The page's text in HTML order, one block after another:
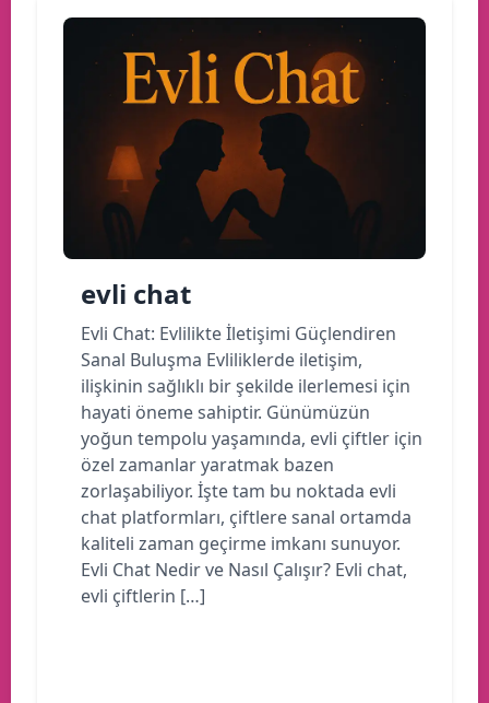
evli chat
Evli Chat: Evlilikte İletişimi Güçlendiren
Sanal Buluşma Evliliklerde iletişim,
ilişkinin sağlıklı bir şekilde ilerlemesi için
hayati öneme sahiptir. Günümüzün
yoğun tempolu yaşamında, evli çiftler için
özel zamanlar yaratmak bazen
zorlaşabiliyor. İşte tam bu noktada evli
chat platformları, çiftlere sanal ortamda
kaliteli zaman geçirme imkanı sunuyor.
Evli Chat Nedir ve Nasıl Çalışır? Evli chat,
evli çiftlerin […]